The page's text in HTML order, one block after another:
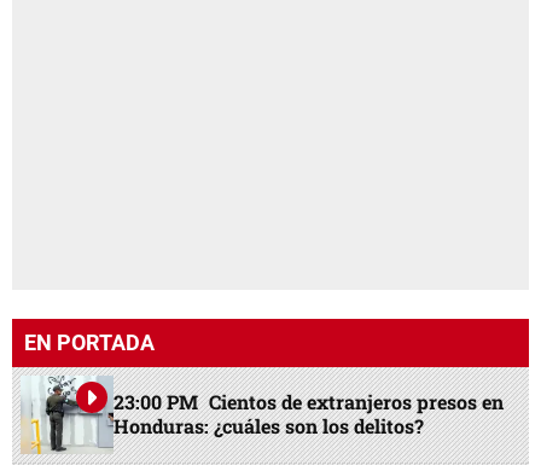
EN PORTADA
23:00 PM Cientos de extranjeros presos en
Honduras: ¿cuáles son los delitos?